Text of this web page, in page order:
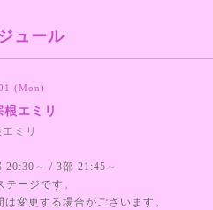
ュール
(Mon)
エミリ
ミリ
20:30～ / 3部 21:45～
ージです。
変更する場合がございます。